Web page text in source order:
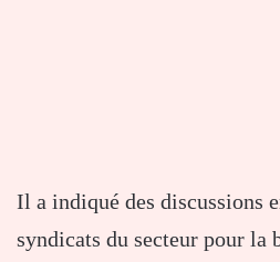
Il a indiqué des discussions
syndicats du secteur pour la